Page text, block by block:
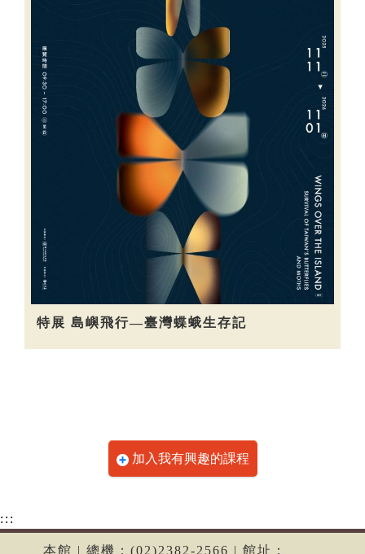
特展 島嶼飛行—臺灣蝶蛾生存記
加入我有興趣的課程
:::
本館 | 總機：(02)2382-2566 | 館址：